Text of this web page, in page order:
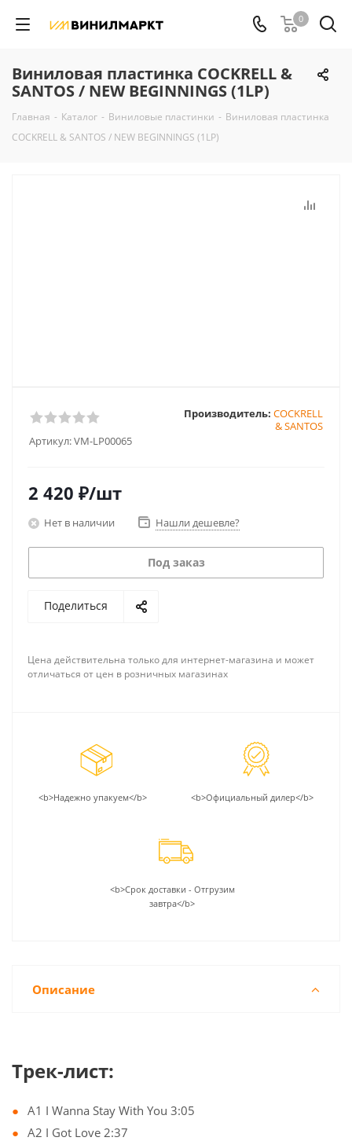
0
Виниловая пластинка COCKRELL &
SANTOS / NEW BEGINNINGS (1LP)
Главная - Каталог - Виниловые пластинки - Виниловая пластинка
COCKRELL & SANTOS / NEW BEGINNINGS (1LP)
Артикул:VM-LP00065
Производитель: COCKRELL
& SANTOS
2 420 ₽/шт
Нет в наличии Нашли дешевле?
Под заказ
Поделиться
Цена действительна только для интернет-магазина и может
отличаться от цен в розничных магазинах
<b>Надежно упакуем</b> <b>Официальный дилер</b>
<b>Срок доставки - Отгрузим
завтра</b>
Описание
Трек-лист:
A1 I Wanna Stay With You 3:05
A2 I Got Love 2:37